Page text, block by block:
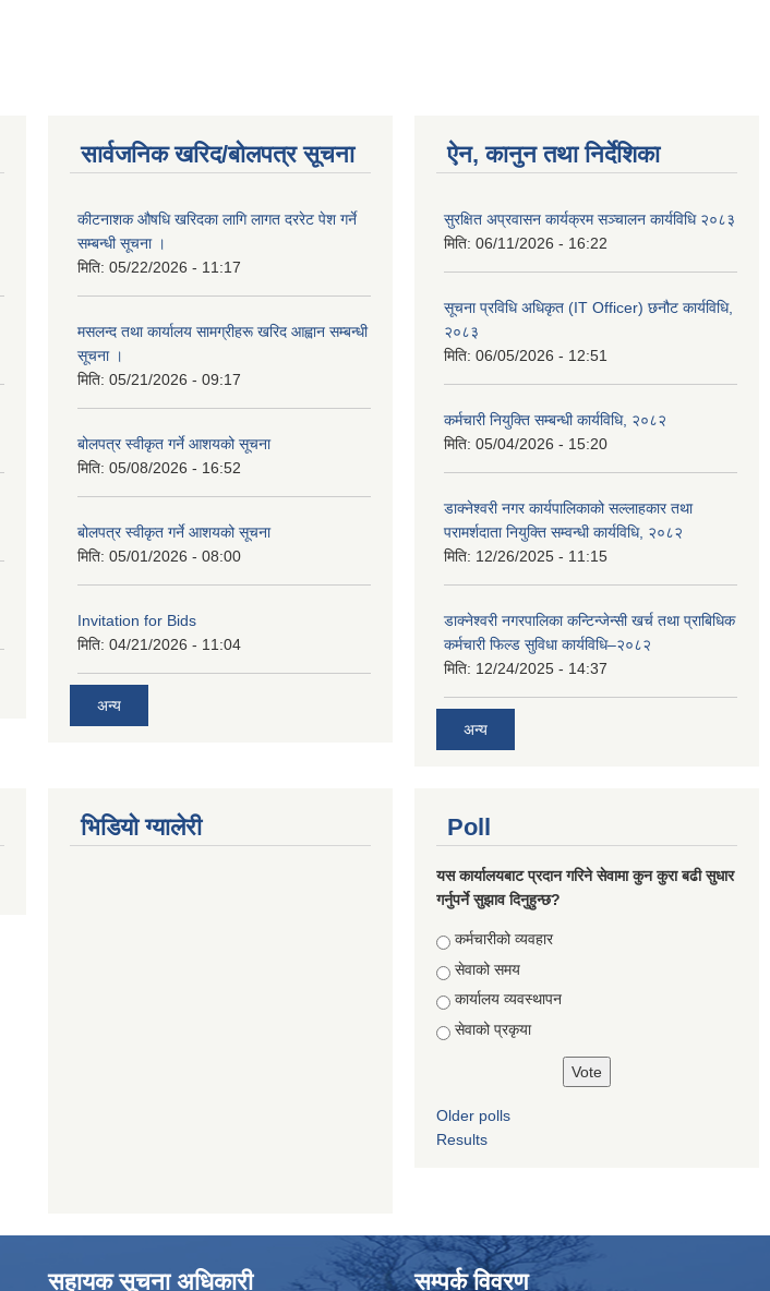
सार्वजनिक खरिद/बोलपत्र सूचना
कीटनाशक औषधि खरिदका लागि लागत दररेट पेश गर्ने
सम्बन्धी सूचना ।
मिति: 05/22/2026 - 11:17
मसलन्द तथा कार्यालय सामग्रीहरू खरिद आह्वान सम्बन्धी
सूचना ।
मिति: 05/21/2026 - 09:17
बोलपत्र स्वीकृत गर्ने आशयको सूचना
मिति: 05/08/2026 - 16:52
बोलपत्र स्वीकृत गर्ने आशयको सूचना
मिति: 05/01/2026 - 08:00
Invitation for Bids
मिति: 04/21/2026 - 11:04
अन्य
ऐन, कानुन तथा निर्देशिका
सुरक्षित अप्रवासन कार्यक्रम सञ्चालन कार्यविधि २०८३
मिति: 06/11/2026 - 16:22
सूचना प्रविधि अधिकृत (IT Officer) छनौट कार्यविधि,
२०८३
मिति: 06/05/2026 - 12:51
कर्मचारी नियुक्ति सम्बन्धी कार्यविधि, २०८२
मिति: 05/04/2026 - 15:20
डाक्नेश्वरी नगर कार्यपालिकाको सल्लाहकार तथा
परामर्शदाता नियुक्ति सम्वन्धी कार्यविधि, २०८२
मिति: 12/26/2025 - 11:15
डाक्नेश्वरी नगरपालिका कन्टिन्जेन्सी खर्च तथा प्राबिधिक
कर्मचारी फिल्ड सुविधा कार्यविधि–२०८२
मिति: 12/24/2025 - 14:37
अन्य
भिडियाे ग्यालेरी Poll
यस कार्यालयबाट प्रदान गरिने सेवामा कुन कुरा बढी सुधार
गर्नुपर्ने सुझाव दिनुहुन्छ?
Choices
कर्मचारीको व्यवहार
सेवाको समय
कार्यालय व्यवस्थापन
सेवाको प्रकृया
Older polls
Results
सहायक सूचना अधिकारी सम्पर्क विवरण